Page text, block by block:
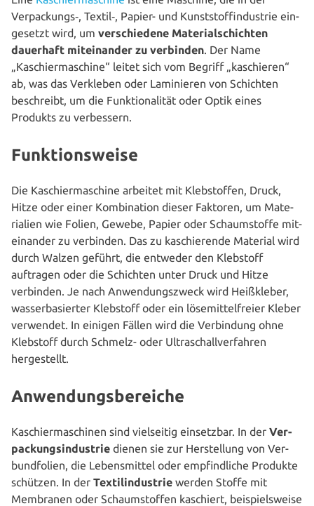
Verpackungs‑, Textil‑, Papier- und Kunst­stoff­in­dus­trie ein­
ge­setzt wird, um ver­schie­de­ne Mate­ri­al­schich­ten
dauerhaft mit­ein­an­der zu verbinden. Der Name
„Kaschier­ma­schi­ne“ leitet sich vom Begriff „kaschie­ren“
ab, was das Verkleben oder Lami­nie­ren von Schichten
beschreibt, um die Funk­tio­na­li­tät oder Optik eines
Produkts zu verbessern.
Funktionsweise
Die Kaschier­ma­schi­ne arbeitet mit Kleb­stof­fen, Druck,
Hitze oder einer Kom­bi­na­ti­on dieser Faktoren, um Mate­
ria­li­en wie Folien, Gewebe, Papier oder Schaum­stof­fe mit­
ein­an­der zu verbinden. Das zu kaschie­ren­de Material wird
durch Walzen geführt, die entweder den Klebstoff
auftragen oder die Schichten unter Druck und Hitze
verbinden. Je nach Anwen­dungs­zweck wird Heiß­kle­ber,
was­ser­ba­sier­ter Klebstoff oder ein löse­mit­tel­frei­er Kleber
verwendet. In einigen Fällen wird die Ver­bin­dung ohne
Klebstoff durch Schmelz- oder Ultra­schall­ver­fah­ren
hergestellt.
Anwendungsbereiche
Kaschier­ma­schi­nen sind viel­sei­tig ein­setz­bar. In der Ver­
pa­ckungs­in­dus­trie dienen sie zur Her­stel­lung von Ver­
bund­fo­li­en, die Lebens­mit­tel oder emp­find­li­che Produkte
schützen. In der Tex­til­in­dus­trie werden Stoffe mit
Membranen oder Schaum­stof­fen kaschiert, bei­spiels­wei­se